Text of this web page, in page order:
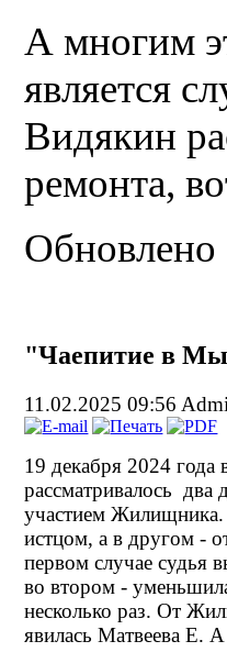
А многим
является
Видякин
ремонта,
"Чаепитие в
11.02.2025 09:56
19 декабря 2024
рассматривалось
участием
истцом, а в другом -
первом случае судья
во втором -
несколько раз. От
явилась Матвеева Е. А